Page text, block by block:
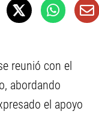
reunió con el
abordando
el apoyo